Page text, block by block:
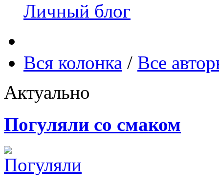
Личный блог
Вся колонка / Все
Актуально
Погуляли со смаком